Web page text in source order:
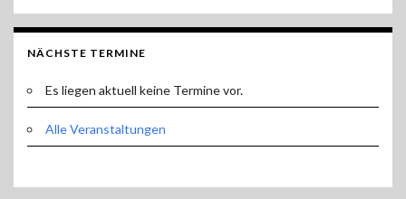
NÄCHSTE TERMINE
Es liegen aktuell keine Termine vor.
Alle Veranstaltungen